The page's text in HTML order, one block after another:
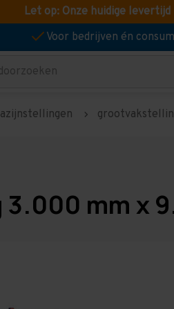
Let op: Onze huidige
Voor bedrijven én
mm x